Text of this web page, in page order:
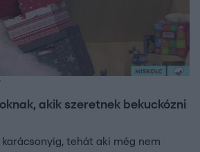
akik szeretnek bekuckózni
karácsonyig, tehát aki még nem